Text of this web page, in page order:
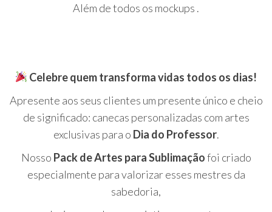
Além de todos os mockups .
Celebre quem transforma vidas todos os dias!
Apresente aos seus clientes um presente único e cheio
de significado: canecas personalizadas com artes
exclusivas para o Dia do Professor.
Nosso Pack de Artes para Sublimaçãofoi criado
especialmente para valorizar esses mestres da
sabedoria,